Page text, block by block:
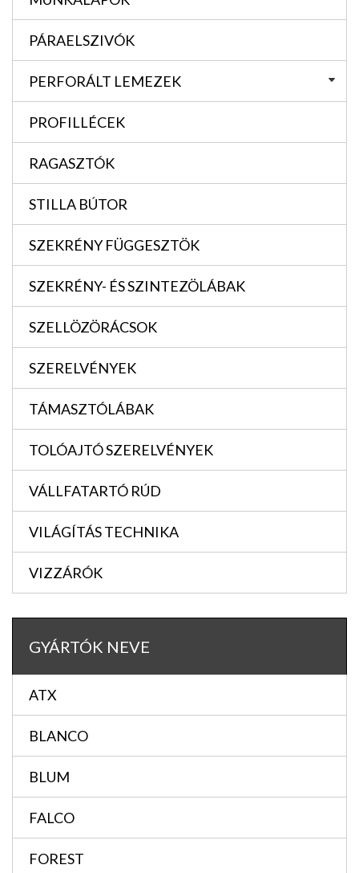
PÁRAELSZIVÓK
PERFORÁLT LEMEZEK
PROFILLÉCEK
RAGASZTÓK
STILLA BÚTOR
SZEKRÉNY FÜGGESZTÖK
SZEKRÉNY- ÉS SZINTEZÖLÁBAK
SZELLÖZÖRÁCSOK
SZERELVÉNYEK
TÁMASZTÓLÁBAK
TOLÓAJTÓ SZERELVÉNYEK
VÁLLFATARTÓ RÚD
VILÁGÍTÁS TECHNIKA
VIZZÁRÓK
GYÁRTÓK NEVE
ATX
BLANCO
BLUM
FALCO
FOREST